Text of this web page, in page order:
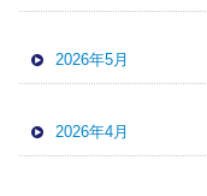
2026年5月
2026年4月